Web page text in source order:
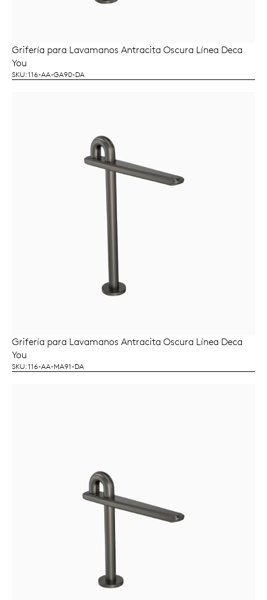
LEER MÁS
Grifería para Lavamanos Antracita Oscura Línea Deca
You
SKU: 116-AA-GA90-DA
LEER MÁS
Grifería para Lavamanos Antracita Oscura Línea Deca
You
SKU: 116-AA-MA91-DA